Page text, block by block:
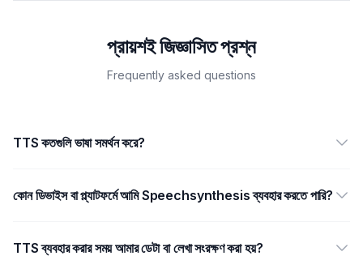
প্রায়শই জিজ্ঞাসিত প্রশ্ন
Frequently asked questions
TTS কতগুলি ভাষা সমর্থন করে?
কোন ডিভাইস বা প্ল্যাটফর্মে আমি Speechsynthesis ব্যবহার করতে পারি?
TTS ব্যবহার করার সময় আমার ডেটা বা লেখা সংরক্ষণ করা হয়?